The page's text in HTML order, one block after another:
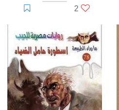
2